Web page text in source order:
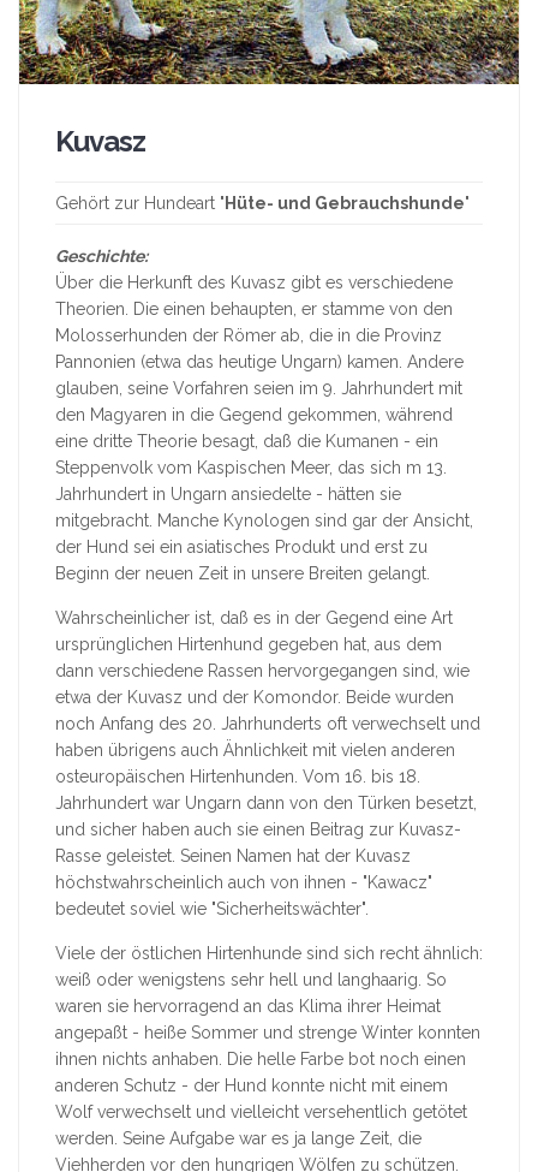
Kuvasz
Gehört zur Hundeart " Hüte- und Gebrauchshunde"
Geschichte:
Über die Herkunft des Kuvasz gibt es verschiedene
Theorien. Die einen behaupten, er stamme von den
Molosserhunden der Römer ab, die in die Provinz
Pannonien (etwa das heutige Ungarn) kamen. Andere
glauben, seine Vorfahren seien im 9. Jahrhundert mit
den Magyaren in die Gegend gekommen, während
eine dritte Theorie besagt, daß die Kumanen - ein
Steppenvolk vom Kaspischen Meer, das sich m 13.
Jahrhundert in Ungarn ansiedelte - hätten sie
mitgebracht. Manche Kynologen sind gar der Ansicht,
der Hund sei ein asiatisches Produkt und erst zu
Beginn der neuen Zeit in unsere Breiten gelangt.
Wahrscheinlicher ist, daß es in der Gegend eine Art
ursprünglichen Hirtenhund gegeben hat, aus dem
dann verschiedene Rassen hervorgegangen sind, wie
etwa der Kuvasz und der Komondor. Beide wurden
noch Anfang des 20. Jahrhunderts oft verwechselt und
haben übrigens auch Ähnlichkeit mit vielen anderen
osteuropäischen Hirtenhunden. Vom 16. bis 18.
Jahrhundert war Ungarn dann von den Türken besetzt,
und sicher haben auch sie einen Beitrag zur Kuvasz-
Rasse geleistet. Seinen Namen hat der Kuvasz
höchstwahrscheinlich auch von ihnen - "Kawacz"
bedeutet soviel wie "Sicherheitswächter".
Viele der östlichen Hirtenhunde sind sich recht ähnlich:
weiß oder wenigstens sehr hell und langhaarig. So
waren sie hervorragend an das Klima ihrer Heimat
angepaßt - heiße Sommer und strenge Winter konnten
ihnen nichts anhaben. Die helle Farbe bot noch einen
anderen Schutz - der Hund konnte nicht mit einem
Wolf verwechselt und vielleicht versehentlich getötet
werden. Seine Aufgabe war es ja lange Zeit, die
Viehherden vor den hungrigen Wölfen zu schützen.